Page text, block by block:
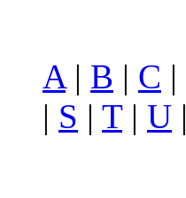
A | B | C |
| S | T| U |